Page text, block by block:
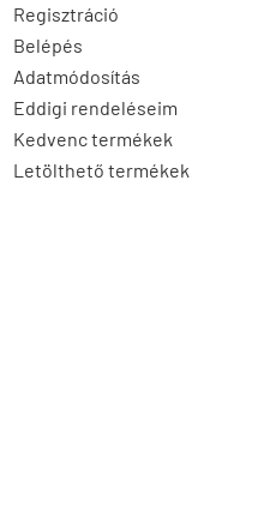
Regisztráció
Belépés
Adatmódosítás
Eddigi rendeléseim
Kedvenc termékek
Letölthető termékek